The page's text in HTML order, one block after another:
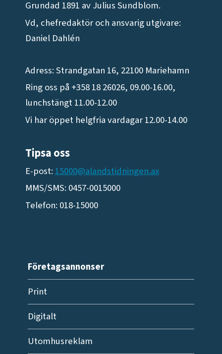
Grundad 1891 av Julius Sundblom.
Vd, chefredaktör och ansvarig utgivare:
Daniel Dahlén
Adress: Strandgatan 16, 22100 Mariehamn
Ring oss på +358 18 26026, 09.00-16.00,
lunchstängt 11.00-12.00
Vi har öppet helgfria vardagar 12.00-14.00
Tipsa oss
E-post: 15000@alandstidningen.ax
MMS/SMS: 0457-0015000
Telefon: 018-15000
Företagsannonser
Print
Digitalt
Utomhusreklam